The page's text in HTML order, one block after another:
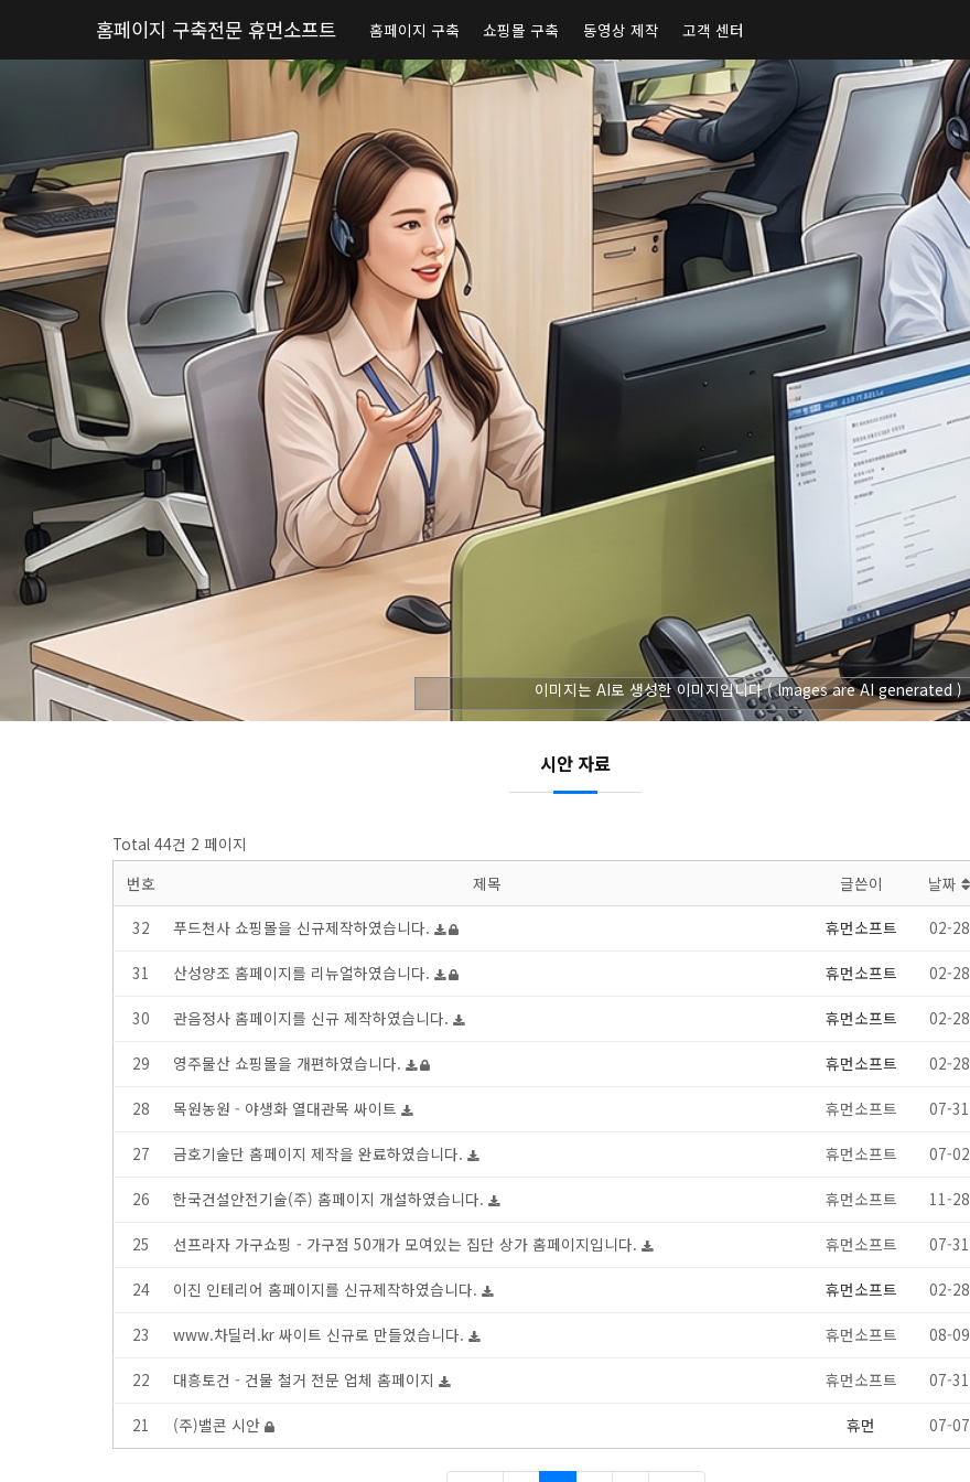
홈페이지 구축전문 휴먼소프트 홈페이지 구축 쇼핑몰 구축 동영상 제작 고객 센터
이미지는 AI로 생성한 이미지입니다 ( Images are AI generated )
시안 자료
Total 44건 2 페이지
번호
제목 글쓴이 날짜
32
푸드천사 쇼핑몰을 신규제작하였습니다. 휴먼소프트 02-28
31 산성양조 홈페이지를 리뉴얼하였습니다. 휴먼소프트 02-28
30 관음정사 홈페이지를 신규 제작하였습니다. 휴먼소프트 02-28
29 영주물산 쇼핑몰을 개편하였습니다. 휴먼소프트 02-28
28 목원농원 - 야생화 열대관목 싸이트 휴먼소프트 07-31
27 금호기술단 홈페이지 제작을 완료하였습니다. 휴먼소프트 07-02
26 한국건설안전기술(주) 홈페이지 개설하였습니다. 휴먼소프트 11-28
25 선프라자 가구쇼핑 - 가구점 50개가 모여있는 집단 상가 홈페이지입니다. 휴먼소프트 07-31
24 이진 인테리어 홈페이지를 신규제작하였습니다. 휴먼소프트 02-28
23 www.차딜러.kr 싸이트 신규로 만들었습니다. 휴먼소프트 08-09
22 대흥토건 - 건물 철거 전문 업체 홈페이지 휴먼소프트 07-31
21 (주)밸콘 시안 휴먼 07-07